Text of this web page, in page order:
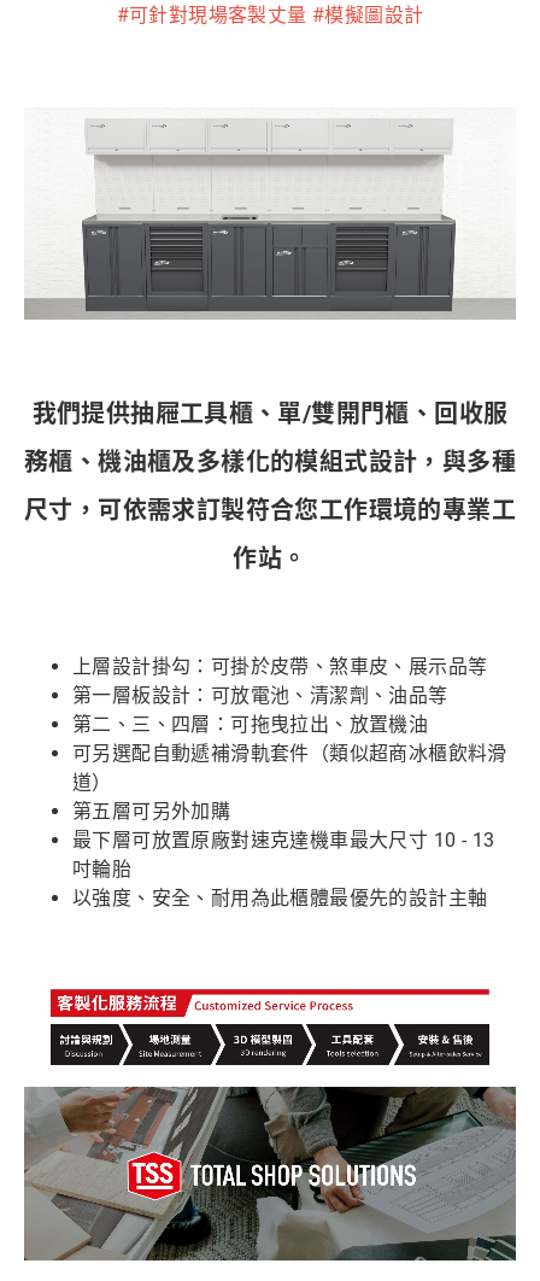
#可針對現場客製丈量 #模擬圖設計
我們提供抽屜工具櫃、單/雙開門櫃、回收服
務櫃、機油櫃及多樣化的模組式設計，與多種
尺寸，可依需求訂製符合您工作環境的專業工
作站。
上層設計掛勾：可掛於皮帶、煞車皮、展示品等
第一層板設計：可放電池、清潔劑、油品等
第二、三、四層：可拖曳拉出、放置機油
可另選配自動遞補滑軌套件（類似超商冰櫃飲料滑
道）
第五層可另外加購
最下層可放置原廠對速克達機車最大尺寸 10 - 13
吋輪胎
以強度、安全、耐用為此櫃體最優先的設計主軸